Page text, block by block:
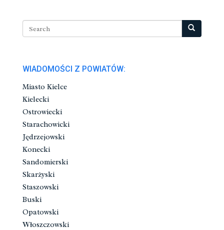
WIADOMOŚCI Z POWIATÓW:
Miasto Kielce
Kielecki
Ostrowiecki
Starachowicki
Jędrzejowski
Konecki
Sandomierski
Skarżyski
Staszowski
Buski
Opatowski
Włoszczowski